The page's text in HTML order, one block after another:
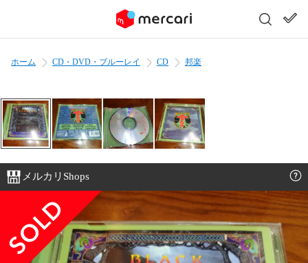
ホーム CD・DVD・ブルーレイ CD 邦楽
メルカリShops